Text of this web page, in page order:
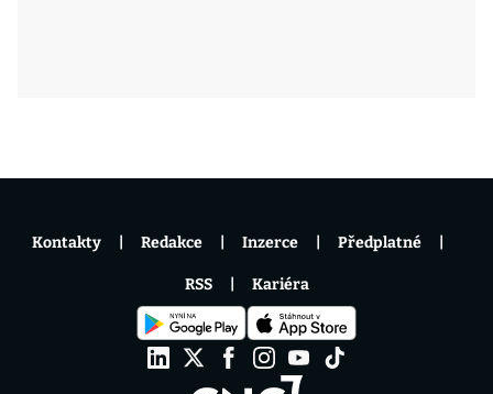
Kontakty Redakce Inzerce Předplatné
RSS Kariéra